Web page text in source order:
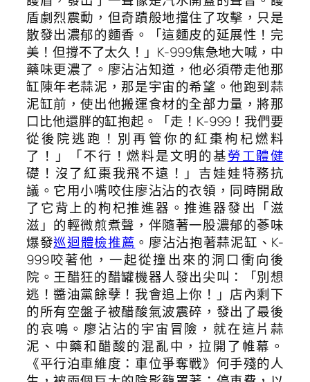
盾劇烈震動，但奇蹟般地擋住了攻擊，只是
散發出濃郁的麵香。「這麵皮的延展性！完
美！但撐不了太久！」K-999焦急地大喊，中
藥味更濃了。廖沾沾知道，他必須帶走他那
缸陳年老蒜泥，那是宇宙的希望。他跑到蒜
泥缸前，使出他搬運食材的全部力量，將那
口比他還胖的缸抱起。「走！K-999！我們要
從後院逃跑！別再管你的紅棗枸杞燃料
了！」「不行！燃料是文明的基勞工體健
礎！沒了紅棗我飛不遠！」吉娃娃特務抗
議。它用小嘴咬住廖沾沾的衣領，同時開啟
了它背上的枸杞推進器。推進器發出「滋
滋」的輕微煎煮聲，伴隨著一股濃郁的蔘味
爆發巡迴體檢推薦 。廖沾沾抱著蒜泥缸、K-
999咬著他，一起從撞出來的洞口衝向後
院。王醋狂的醋罐機器人發出尖叫：「別想
逃！醬油黨餘孽！我會追上你！」店內剩下
的所有空盤子被醋酸氣波震碎，發出了最後
的哀鳴。廖沾沾的宇宙冒險，就在這片蒜
泥、中藥和醋酸的混亂中，拉開了帷幕。
《平行泊車維度：車位爭奪戰》何手殘的人